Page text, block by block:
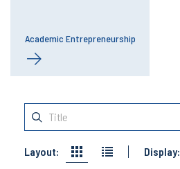
Academic Entrepreneurship
Layout: Display: